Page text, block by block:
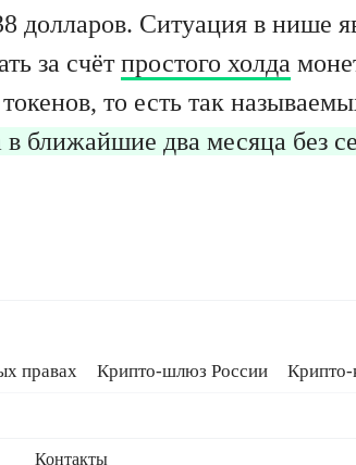
долларов. Ситуация в нише
за счётпростого холда
то есть так
ближайшие два месяца без
правах Крипто-шлюз России
Крипто-
Контакты